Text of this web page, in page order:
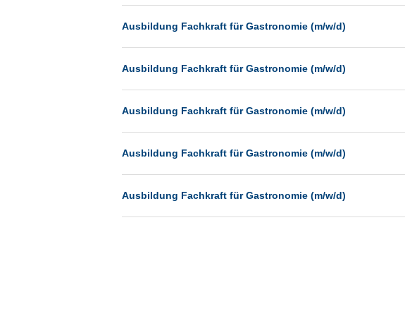
Münster
Neu-Isenburg
Neumünster
Ausbildung Fachkraft für Gastronomie (m/w/d)
Ausbildung Fachkraft für Gastronomie (m/w/d)
Ausbildung Fachkraft für Gastronomie (m/w/d)
Ausbildung Fachkraft für Gastronomie (m/w/d)
Ausbildung Fachkraft für Gastronomie (m/w/d)